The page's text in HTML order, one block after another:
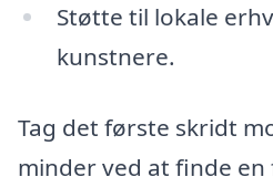
Støtte til lokale
kunstnere.
Tag det første skridt
minder ved at finde